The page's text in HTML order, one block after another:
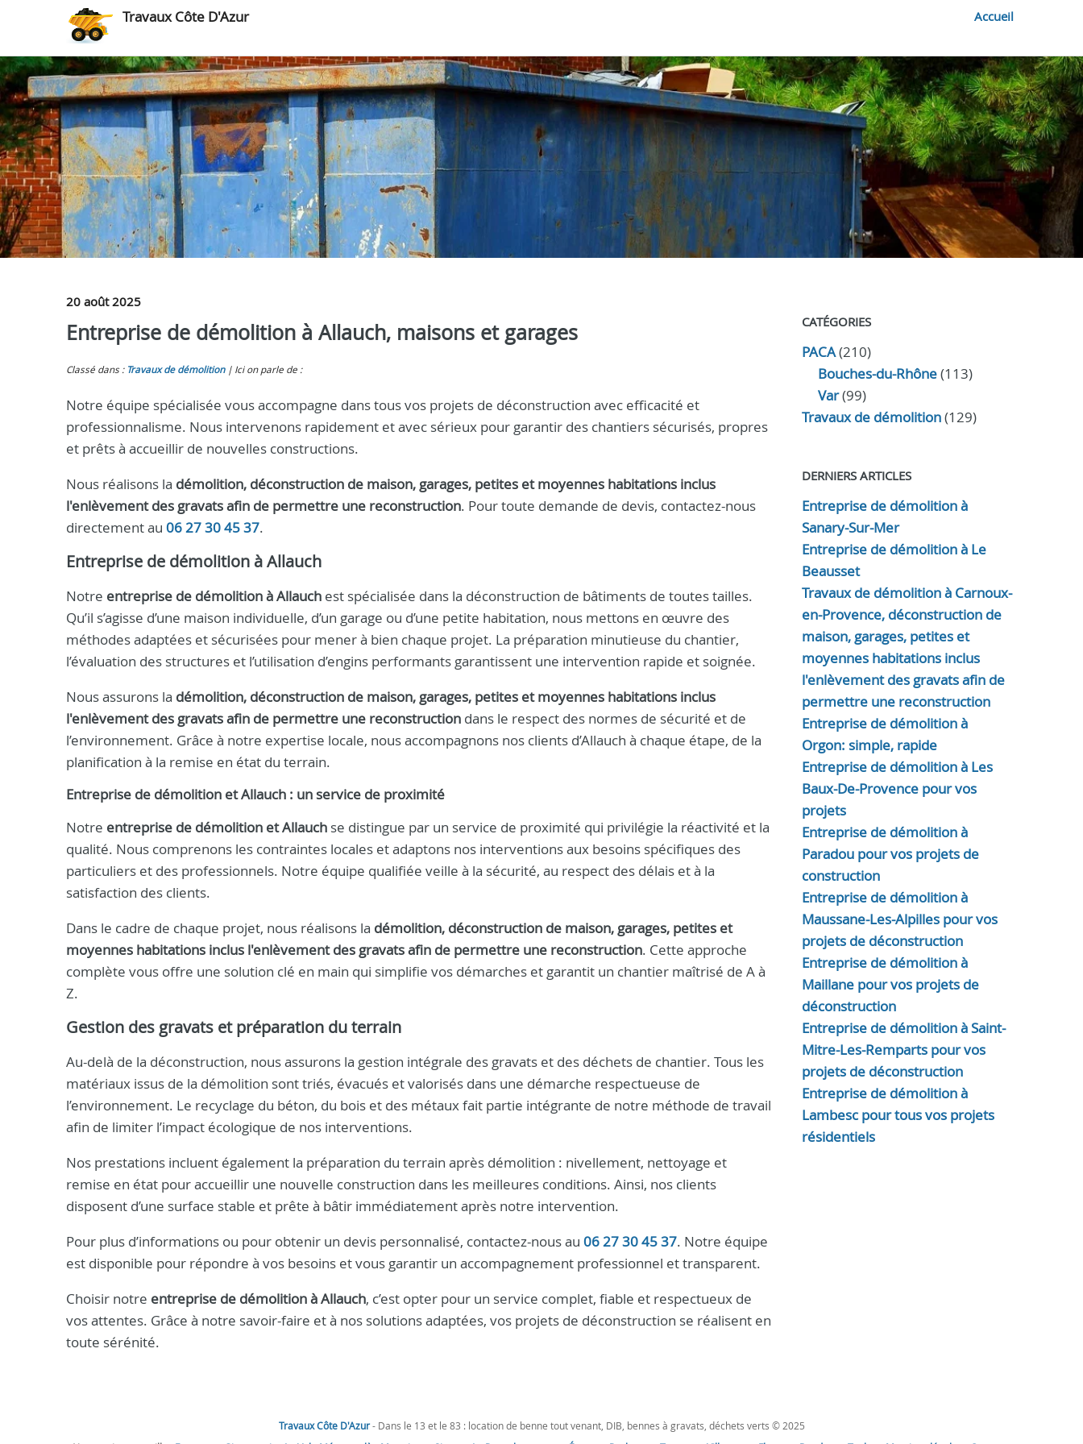
Travaux Côte D'Azur Accueil
20 août 2025
Entreprise de démolition à Allauch, maisons et garages
Classé dans : Travaux de démolition Ici on parle de :
Notre équipe spécialisée vous accompagne dans tous vos projets de déconstruction avec efficacité et
professionnalisme. Nous intervenons rapidement et avec sérieux pour garantir des chantiers sécurisés, propres
et prêts à accueillir de nouvelles constructions.
Nous réalisons la démolition, déconstruction de maison, garages, petites et moyennes habitations inclus
l'enlèvement des gravats afin de permettre une reconstruction. Pour toute demande de devis, contactez-nous
directement au 06 27 30 45 37.
Entreprise de démolition à Allauch
Notre entreprise de démolition à Allauch est spécialisée dans la déconstruction de bâtiments de toutes tailles.
Qu’il s’agisse d’une maison individuelle, d’un garage ou d’une petite habitation, nous mettons en œuvre des
méthodes adaptées et sécurisées pour mener à bien chaque projet. La préparation minutieuse du chantier,
l’évaluation des structures et l’utilisation d’engins performants garantissent une intervention rapide et soignée.
Nous assurons la démolition, déconstruction de maison, garages, petites et moyennes habitations inclus
l'enlèvement des gravats afin de permettre une reconstruction dans le respect des normes de sécurité et de
l’environnement. Grâce à notre expertise locale, nous accompagnons nos clients d’Allauch à chaque étape, de la
planification à la remise en état du terrain.
Entreprise de démolition et Allauch : un service de proximité
Notre entreprise de démolition et Allauch se distingue par un service de proximité qui privilégie la réactivité et la
qualité. Nous comprenons les contraintes locales et adaptons nos interventions aux besoins spécifiques des
particuliers et des professionnels. Notre équipe qualifiée veille à la sécurité, au respect des délais et à la
satisfaction des clients.
Dans le cadre de chaque projet, nous réalisons la démolition, déconstruction de maison, garages, petites et
moyennes habitations inclus l'enlèvement des gravats afin de permettre une reconstruction. Cette approche
complète vous offre une solution clé en main qui simplifie vos démarches et garantit un chantier maîtrisé de A à
Z.
Gestion des gravats et préparation du terrain
Au-delà de la déconstruction, nous assurons la gestion intégrale des gravats et des déchets de chantier. Tous les
matériaux issus de la démolition sont triés, évacués et valorisés dans une démarche respectueuse de
l’environnement. Le recyclage du béton, du bois et des métaux fait partie intégrante de notre méthode de travail
afin de limiter l’impact écologique de nos interventions.
Nos prestations incluent également la préparation du terrain après démolition : nivellement, nettoyage et
remise en état pour accueillir une nouvelle construction dans les meilleures conditions. Ainsi, nos clients
disposent d’une surface stable et prête à bâtir immédiatement après notre intervention.
Pour plus d’informations ou pour obtenir un devis personnalisé, contactez-nous au 06 27 30 45 37. Notre équipe
est disponible pour répondre à vos besoins et vous garantir un accompagnement professionnel et transparent.
Choisir notre entreprise de démolition à Allauch, c’est opter pour un service complet, fiable et respectueux de
vos attentes. Grâce à notre savoir-faire et à nos solutions adaptées, vos projets de déconstruction se réalisent en
toute sérénité.
CATÉGORIES
PACA(210)
Bouches-du-Rhône(113)
Var(99)
Travaux de démolition(129)
DERNIERS ARTICLES
Entreprise de démolition à
Sanary-Sur-Mer
Entreprise de démolition à Le
Beausset
Travaux de démolition à Carnoux-
en-Provence, déconstruction de
maison, garages, petites et
moyennes habitations inclus
l'enlèvement des gravats afin de
permettre une reconstruction
Entreprise de démolition à
Orgon: simple, rapide
Entreprise de démolition à Les
Baux-De-Provence pour vos
projets
Entreprise de démolition à
Paradou pour vos projets de
construction
Entreprise de démolition à
Maussane-Les-Alpilles pour vos
projets de déconstruction
Entreprise de démolition à
Maillane pour vos projets de
déconstruction
Entreprise de démolition à Saint-
Mitre-Les-Remparts pour vos
projets de déconstruction
Entreprise de démolition à
Lambesc pour tous vos projets
résidentiels
Travaux Côte D'Azur- Dans le 13 et le 83 : location de benne tout venant, DIB, bennes à gravats, déchets verts © 2025